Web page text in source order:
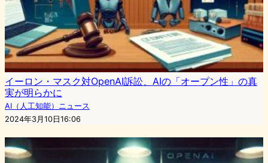
イーロン・マスク対OpenAI訴訟、AIの「オープン性」の真
実が明らかに
AI（人工知能）ニュース
2024年3月10日16:06